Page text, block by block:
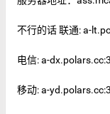
不行的话 联通: a-
电信: a-
移动: a-